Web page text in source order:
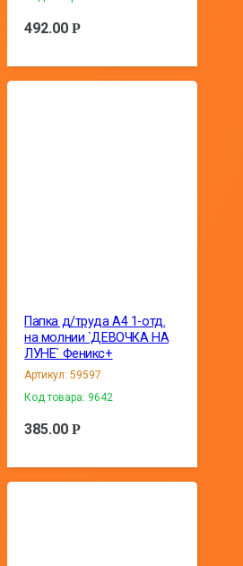
492.00Р
Папка д/труда А4 1-отд.
на молнии `ДЕВОЧКА НА
ЛУНЕ` Феникс+
Артикул:59597
Код товара: 9642
385.00Р